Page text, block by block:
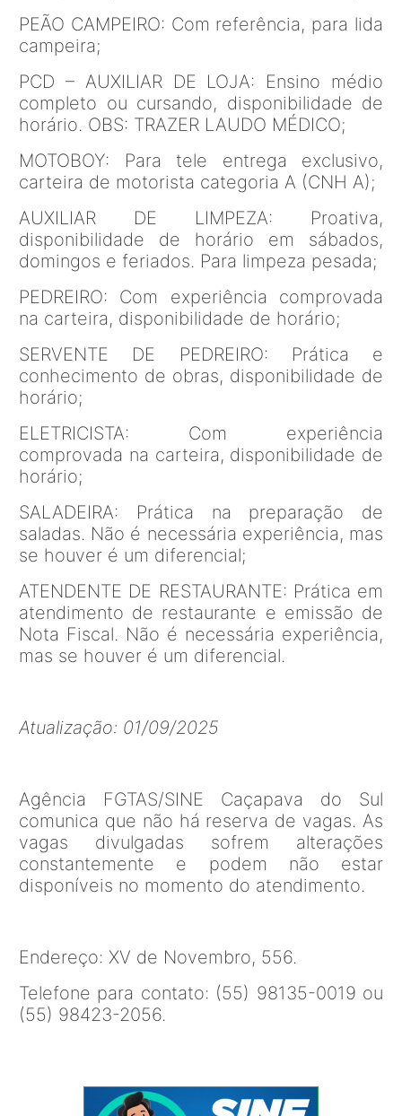
PEÃO CAMPEIRO: Com referência, para lida
campeira;
PCD – AUXILIAR DE LOJA: Ensino médio
completo ou cursando, disponibilidade de
horário. OBS: TRAZER LAUDO MÉDICO;
MOTOBOY: Para tele entrega exclusivo,
carteira de motorista categoria A (CNH A);
AUXILIAR DE LIMPEZA: Proativa,
disponibilidade de horário em sábados,
domingos e feriados. Para limpeza pesada;
PEDREIRO: Com experiência comprovada
na carteira, disponibilidade de horário;
SERVENTE DE PEDREIRO: Prática e
conhecimento de obras, disponibilidade de
horário;
ELETRICISTA: Com experiência
comprovada na carteira, disponibilidade de
horário;
SALADEIRA: Prática na preparação de
saladas. Não é necessária experiência, mas
se houver é um diferencial;
ATENDENTE DE RESTAURANTE: Prática em
atendimento de restaurante e emissão de
Nota Fiscal. Não é necessária experiência,
mas se houver é um diferencial.
Atualização: 01/09/2025
Agência FGTAS/SINE Caçapava do Sul
comunica que não há reserva de vagas. As
vagas divulgadas sofrem alterações
constantemente e podem não estar
disponíveis no momento do atendimento.
Endereço: XV de Novembro, 556.
Telefone para contato: (55) 98135-0019 ou
(55) 98423-2056.